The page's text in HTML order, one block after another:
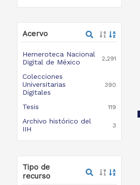
Acervo
Hemeroteca Nacional
Digital de México
2,291
Colecciones
Universitarias
Digitales
390
Tesis 119
Archivo histórico del
IIH
3
Tipo de
recurso